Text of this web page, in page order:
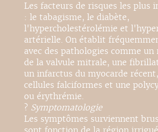
Les facteurs de risques les plus
: le tabagisme, le diabète,
l'hypercholestérolémie et
artérielle. On établit
avec des pathologies comme un
de la valvule mitrale, une
un infarctus du myocarde
cellules falciformes et une
ou érythrémie.
? Symptomatologie
Les symptômes surviennent